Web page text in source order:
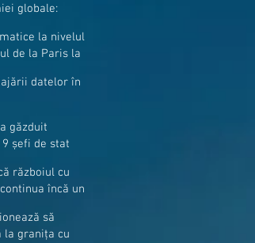
globale:
la nivelul
de la Paris la
datelor în
găzduit
șefi de stat
războiul cu
încă un
să
la granița cu